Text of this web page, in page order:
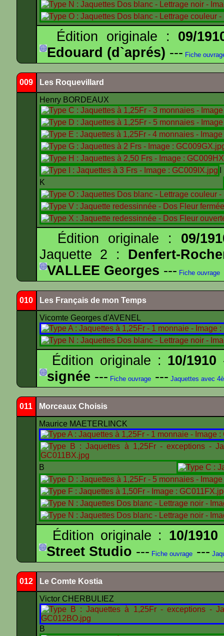
Édition originale : 09/
Edouard (d`aprés) --- Fiche
009 Les Roquevillard
Henry BORDEAUX
K
Édition originale : 09/
Jaquette 2 : Denfert-
VALLEE Georges --- Fiche ouvrage
010 Les Français de mon Temps
Vicomte Georges d'AVENEL
Édition originale : 10/1910
signée --- Fiche ouvrage --- Jaquettes avec
011 Morceaux Choisis
Maurice MAETERLINCK
B
Édition originale : 10/1910
Street Studio --- Fiche ouvrage ---
012 Le Comte Kostia
Victor CHERBULIEZ
B